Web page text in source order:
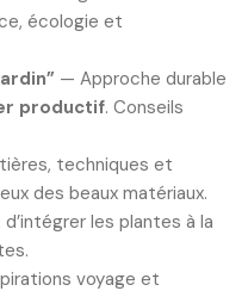
écologie et
— Approche durable
productif. Conseils
techniques et
des beaux matériaux.
d’intégrer les plantes à la
voyage et